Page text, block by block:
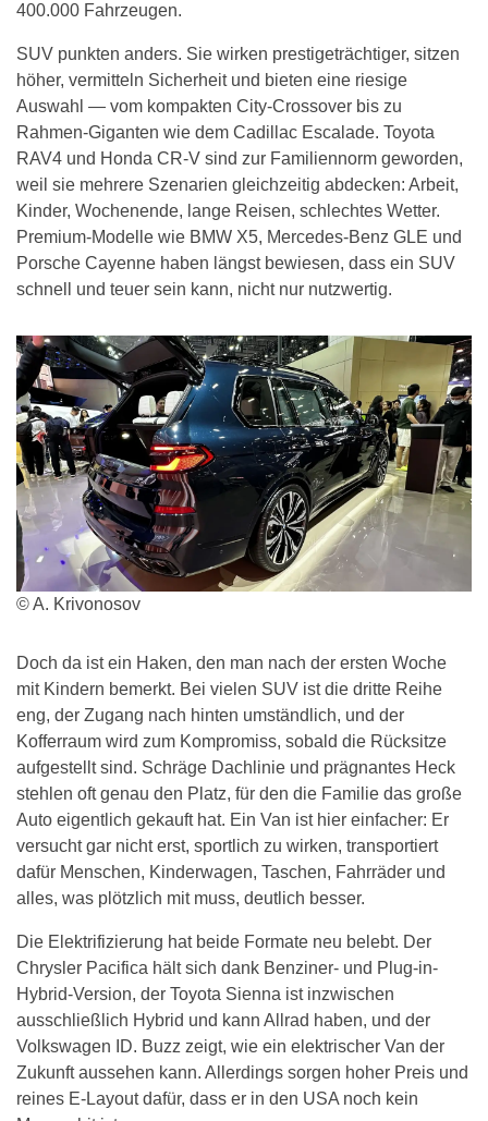
400.000 Fahrzeugen.
SUV punkten anders. Sie wirken prestigeträchtiger, sitzen
höher, vermitteln Sicherheit und bieten eine riesige
Auswahl — vom kompakten City-Crossover bis zu
Rahmen-Giganten wie dem Cadillac Escalade. Toyota
RAV4 und Honda CR-V sind zur Familiennorm geworden,
weil sie mehrere Szenarien gleichzeitig abdecken: Arbeit,
Kinder, Wochenende, lange Reisen, schlechtes Wetter.
Premium-Modelle wie BMW X5, Mercedes-Benz GLE und
Porsche Cayenne haben längst bewiesen, dass ein SUV
schnell und teuer sein kann, nicht nur nutzwertig.
© A. Krivonosov
Doch da ist ein Haken, den man nach der ersten Woche
mit Kindern bemerkt. Bei vielen SUV ist die dritte Reihe
eng, der Zugang nach hinten umständlich, und der
Kofferraum wird zum Kompromiss, sobald die Rücksitze
aufgestellt sind. Schräge Dachlinie und prägnantes Heck
stehlen oft genau den Platz, für den die Familie das große
Auto eigentlich gekauft hat. Ein Van ist hier einfacher: Er
versucht gar nicht erst, sportlich zu wirken, transportiert
dafür Menschen, Kinderwagen, Taschen, Fahrräder und
alles, was plötzlich mit muss, deutlich besser.
Die Elektrifizierung hat beide Formate neu belebt. Der
Chrysler Pacifica hält sich dank Benziner- und Plug-in-
Hybrid-Version, der Toyota Sienna ist inzwischen
ausschließlich Hybrid und kann Allrad haben, und der
Volkswagen ID. Buzz zeigt, wie ein elektrischer Van der
Zukunft aussehen kann. Allerdings sorgen hoher Preis und
reines E-Layout dafür, dass er in den USA noch kein